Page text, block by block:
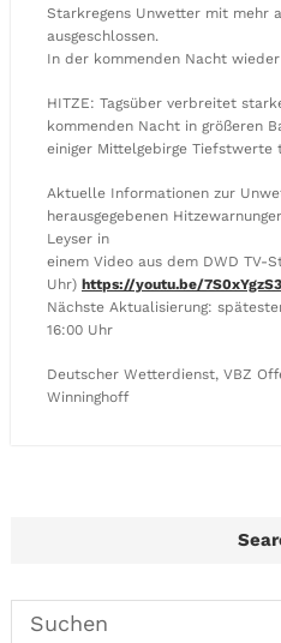
Starkregens Unwetter mit mehr
ausgeschlossen.
In der kommenden Nacht
HITZE: Tagsüber verbreitet
kommenden Nacht in größeren
einiger Mittelgebirge Tiefstwerte
Aktuelle Informationen zur
herausgegebenen
Leyser in
einem Video aus dem DWD TV-
Uhr) https://youtu.be/
Nächste Aktualisierung:
16:00 Uhr
Deutscher Wetterdienst, VBZ
Winninghoff